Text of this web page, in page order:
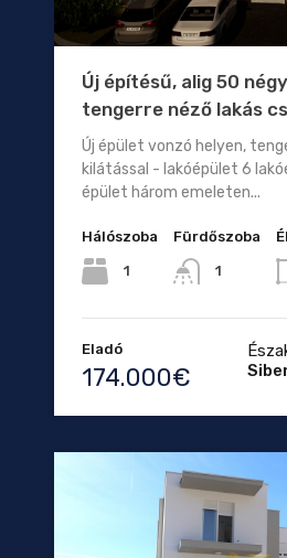
Új építésű, alig 50
tengerre néző lakás
Új épület vonzó helyen,
kilátással - lakóépület 6
épület három emeleten...
Hálószoba
1
Fürdőszoba
1
Eladó
174.000€